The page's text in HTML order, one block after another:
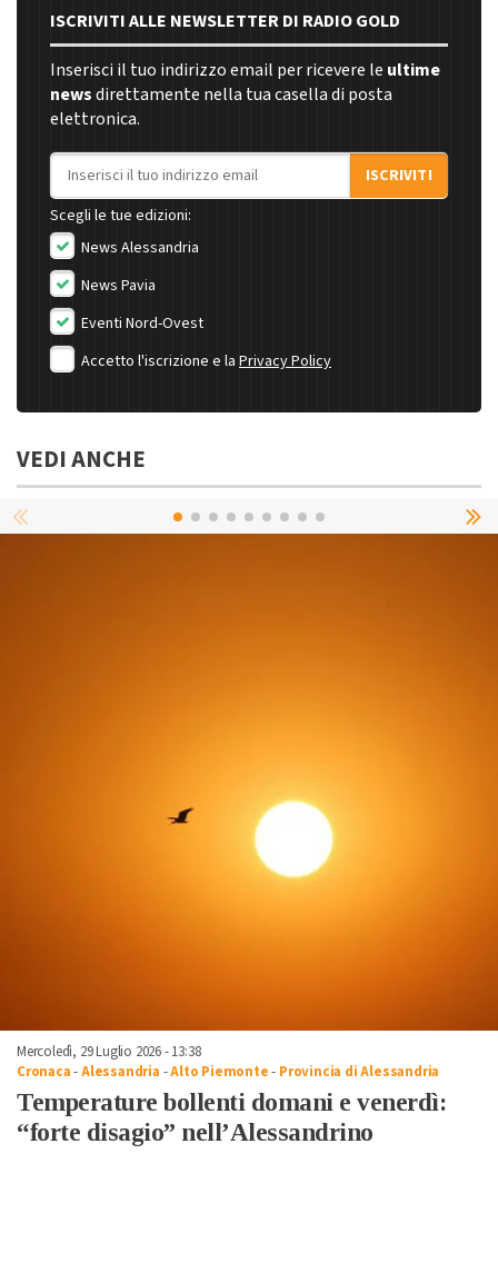
ISCRIVITI ALLE NEWSLETTER DI RADIO GOLD
Inserisci il tuo indirizzo email per ricevere le ultime
newsdirettamente nella tua casella di posta
elettronica.
Indirizzo email
ISCRIVITI
Scegli le tue edizioni:
News Alessandria
News Pavia
Eventi Nord-Ovest
Accetto l'iscrizione e la Privacy Policy
VEDI ANCHE
Mercoledì, 29 Luglio 2026 - 13:38
Cronaca-Alessandria -Alto Piemonte- Provincia di Alessandria
Temperature bollenti domani e venerdì:
“forte disagio” nell’Alessandrino